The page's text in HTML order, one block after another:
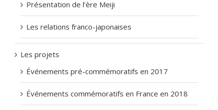
Présentation de l’ère Meiji
Les relations franco-japonaises
Les projets
Événements pré-commémoratifs en 2017
Événements commémoratifs en France en 2018